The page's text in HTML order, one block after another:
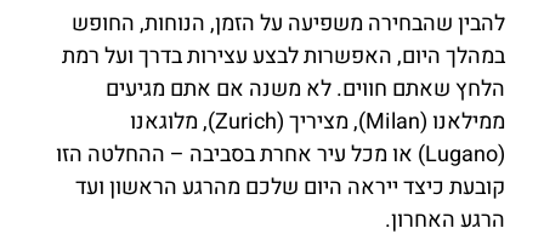
להבין שהבחירה משפיעה על הזמן, הנוחות, החופש
במהלך היום, האפשרות לבצע עצירות בדרך ועל רמת
הלחץ שאתם חווים. לא משנה אם אתם מגיעים
ממילאנו (Milan), מציריך (Zurich), מלוגאנו
(Lugano) או מכל עיר אחרת בסביבה – ההחלטה הזו
קובעת כיצד ייראה היום שלכם מהרגע הראשון ועד
הרגע האחרון.